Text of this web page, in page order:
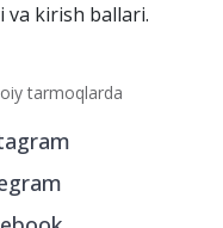
kirish ballari.
tarmoqlarda